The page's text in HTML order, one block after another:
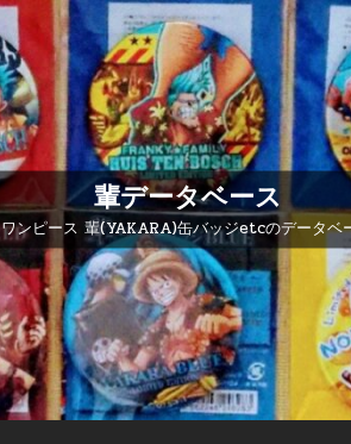
輩データベース
ワンピース 輩(YAKARA)缶バッジetcのデータベ